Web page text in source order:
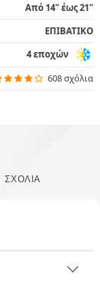
Από 14" έως 21"
ΕΠΙΒΑΤΙΚΟ
4 εποχών
608 σχόλια
ΣΧΌΛΙΑ